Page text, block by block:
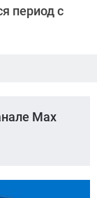
период с
Max